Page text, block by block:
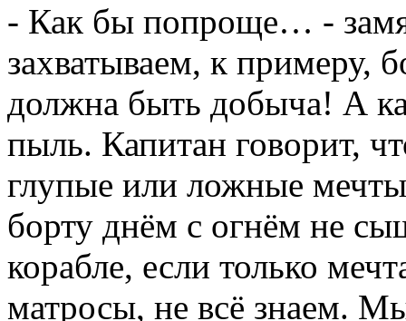
- Как бы попроще… -
захватываем, к примеру,
должна быть добыча! А
пыль. Капитан говорит,
глупые или ложные
борту днём с огнём не
корабле, если только
матросы, не всё знаем.